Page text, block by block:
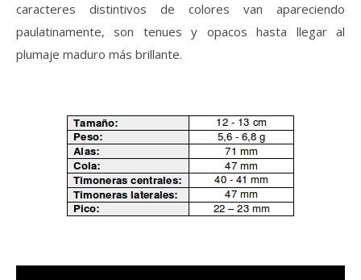
caracteres distintivos de colores van apareciendo
paulatinamente, son tenues y opacos hasta llegar al
plumaje maduro más brillante.